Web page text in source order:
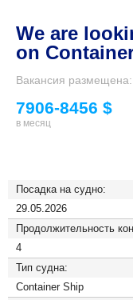
We are
on
Вакансия
7906-8456 $
в месяц
Посадка на судно:
29.05.2026
Продолжительность
4
Тип судна:
Container Ship